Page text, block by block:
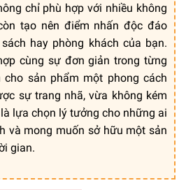
chỉ phù hợp với nhiều không
tạo nên điểm nhấn độc đáo
hay phòng khách của bạn.
cùng sự đơn giản trong từng
sản phẩm một phong cách
sự trang nhã, vừa không kém
lựa chọn lý tưởng cho những ai
và mong muốn sở hữu một sản
gian.